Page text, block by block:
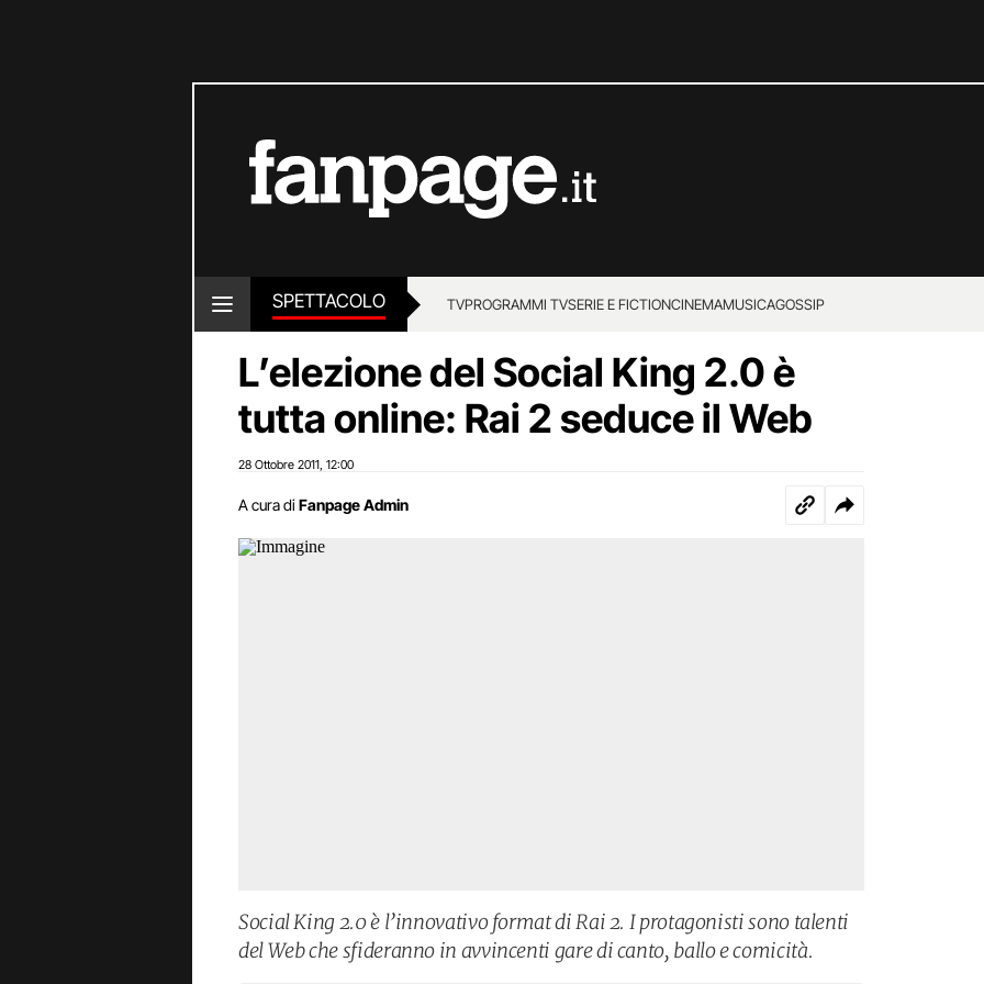
SPETTACOLO TVPROGRAMMI TVSERIE E FICTIONCINEMAMUSICAGOSSIP
L’elezione del Social King 2.0 è
tutta online: Rai 2 seduce il Web
28 Ottobre 2011 12:00
A cura di Fanpage Admin
Social King 2.0 è l’innovativo format di Rai 2. I protagonisti sono talenti
del Web che sfideranno in avvincenti gare di canto, ballo e comicità.